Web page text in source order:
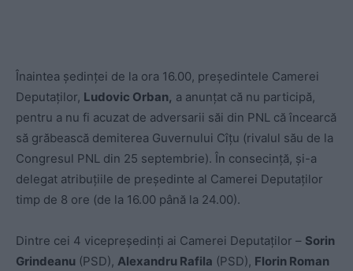
Înaintea ședinței de la ora 16.00, președintele Camerei
Deputaților, Ludovic Orban, a anunțat că nu participă,
pentru a nu fi acuzat de adversarii săi din PNL că încearcă
să grăbească demiterea Guvernului Cîțu (rivalul său de la
Congresul PNL din 25 septembrie). În consecință, și-a
delegat atribuțiile de președinte al Camerei Deputaților
timp de 8 ore (de la 16.00 până la 24.00).
Dintre cei 4 vicepreședinți ai Camerei Deputaților – Sorin
Grindeanu (PSD), Alexandru Rafila (PSD), Florin Roman